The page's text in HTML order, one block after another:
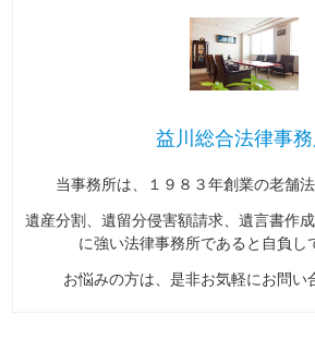
益川総合法律事
当事務所は、１９８３年創業の老舗法
遺産分割、遺留分侵害額請求、遺言書作
に強い法律事務所であると自負し
お悩みの方は、是非お気軽にお問い